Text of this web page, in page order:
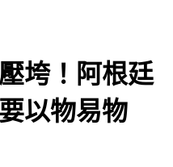
垮！阿根廷
以物易物